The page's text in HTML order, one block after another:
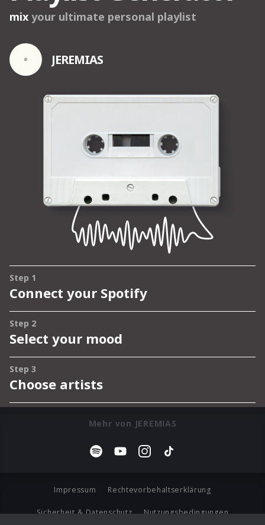
Mehr von JEREMIAS
Impressum Rechtevorbehaltserklärung
Sicherheit & Datenschutz Nutzungsbedingungen